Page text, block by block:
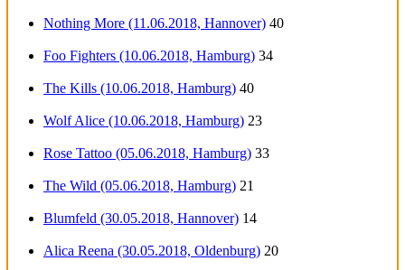
Nothing More (11.06.2018, Hannover) 40
Foo Fighters (10.06.2018, Hamburg) 34
The Kills (10.06.2018, Hamburg) 40
Wolf Alice (10.06.2018, Hamburg) 23
Rose Tattoo (05.06.2018, Hamburg) 33
The Wild (05.06.2018, Hamburg) 21
Blumfeld (30.05.2018, Hannover) 14
Alica Reena (30.05.2018, Oldenburg) 20